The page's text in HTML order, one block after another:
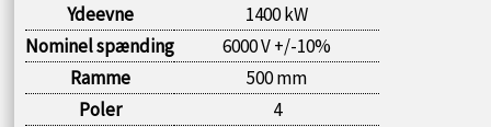
Ydeevne
1400 kW
Nominel spænding
6000 V +/-10%
Ramme
500 mm
Poler
4